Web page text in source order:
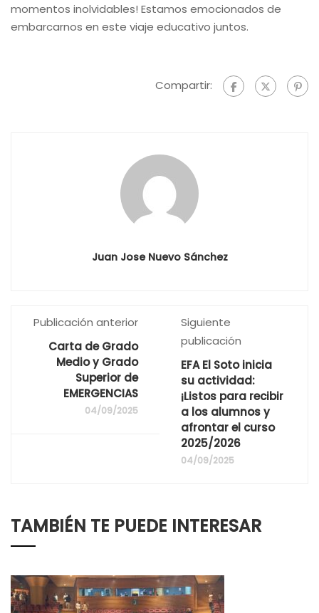
momentos inolvidables! Estamos emocionados de
embarcarnos en este viaje educativo juntos.
Compartir:
Juan Jose Nuevo Sánchez
Publicación anterior
Carta de Grado
Medio y Grado
Superior de
EMERGENCIAS
04/09/2025
Siguiente
publicación
EFA El Soto inicia
su actividad:
¡Listos para recibir
a los alumnos y
afrontar el curso
2025/2026
04/09/2025
TAMBIÉN TE PUEDE INTERESAR